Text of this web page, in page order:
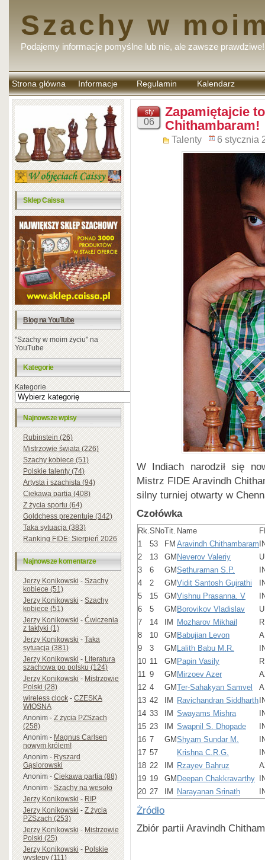
Szachy w
Podajemy informacje pomyślne lub nie, ale zawsze prawdziwe!
Strona główna Informacje Regulamin
komentarzy
Kalendarz
Sklep Caissa
Blog na YouTube
"Szachy w moim życiu" na
YouTube
Kategorie
Kategorie
Najnowsze wpisy
Rubinstein (26)
Mistrzowie świata (226)
Szachy kobiece (51)
Polskie talenty (74)
Artysta i szachista (94)
Ciekawa partia (408)
Z życia sportu (64)
Goldchess prezentuje (342)
Taka sytuacja (383)
Ranking FIDE: Sierpień 2026
Najnowsze komentarze
Jerzy Konikowski-Szachy
kobiece (51)
Jerzy Konikowski-Szachy
kobiece (51)
Jerzy Konikowski-Ćwiczenia
z taktyki (1)
Jerzy Konikowski-Taka
sytuacja (381)
Jerzy Konikowski-Literatura
szachowa po polsku (124)
Jerzy Konikowski-Mistrzowie
Polski (28)
wireless clock-CZESKA
WIOSNA
Anonim-Z życia PZSzach
(258)
Anonim-Magnus Carlsen
nowym królem!
Anonim-Ryszard
Gąsiorowski
Anonim-Ciekawa partia (88)
Anonim-Szachy na wesoło
Jerzy Konikowski-RIP
Jerzy Konikowski-Z życia
PZSzach (253)
Jerzy Konikowski-Mistrzowie
Polski (25)
Jerzy Konikowski-Polskie
występy (111)
sty
06
Zapamiętajcie
Chithambaram!
Talenty 6 stycznia
W Indiach narodził się
Mistrz FIDE Aravindh
silny turniej otwarty w
Czołówka
Rk.SNoTit. Name
1
53 FM Aravindh Chithambaram
2
13 GM Neverov Valeriy
3
6 GMSethuraman S.P.
4
2 GMVidit Santosh Gujrathi
5
15 GMVishnu Prasanna. V
6
5 GM Borovikov Vladislav
7
14 IM Mozharov Mikhail
8
10 GM Babujian Levon
9
3 GM Lalith Babu M.R.
10 11 GM Papin Vasily
11 9 GM Mirzoev Azer
12 4 GMTer-Sahakyan Samvel
13 42 IM Ravichandran Siddharth
14 33 IM Swayams Mishra
15 23 IM Swapnil S. Dhopade
16 7 GMShyam Sundar M.
17 57 Krishna C.R.G.
18 22 IM Rzayev Bahruz
19 19 GM Deepan Chakkravarthy
20 27 IM Narayanan Srinath
Żródło
Zbiór partii Aravindh